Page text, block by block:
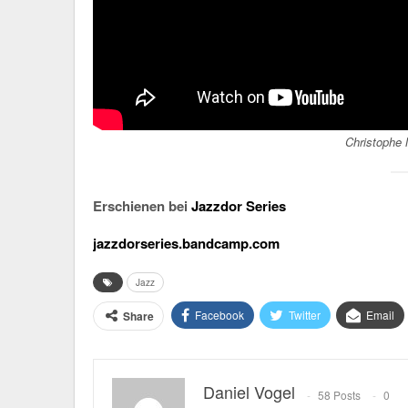
Christophe
Erschienen bei Jazzdor Series
jazzdorseries.bandcamp.com
Jazz
Share Facebook Twitter Email
Daniel Vogel 58 Posts
0